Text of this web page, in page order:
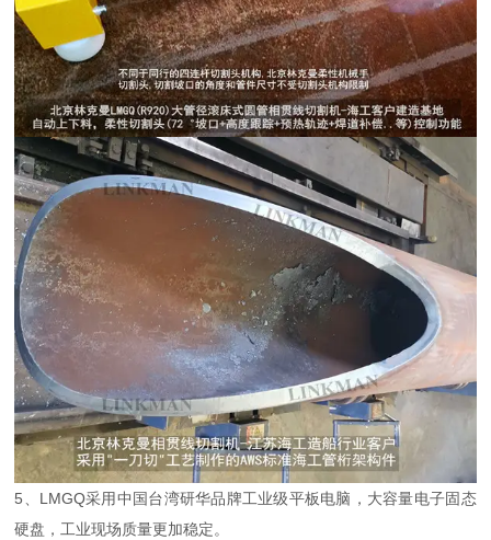
5、LMGQ采用中国台湾研华品牌工业级平板电脑，大容量电子固态
硬盘，工业现场质量更加稳定。